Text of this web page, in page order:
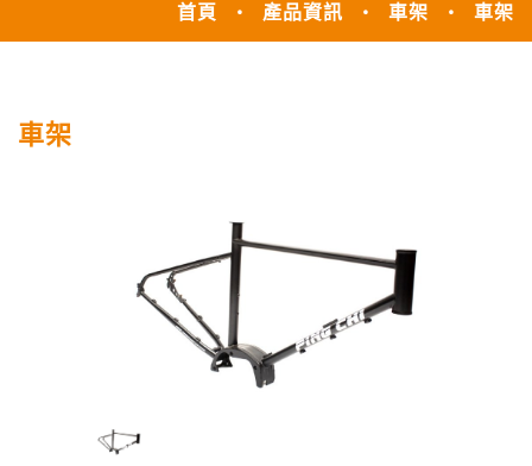
首頁 產品資訊 車架 車架
車架